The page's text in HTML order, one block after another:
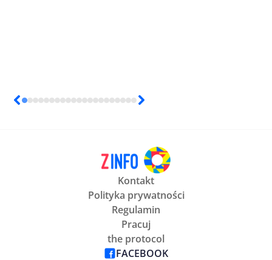
Kontakt
Polityka prywatności
Regulamin
Pracuj
the protocol
FACEBOOK